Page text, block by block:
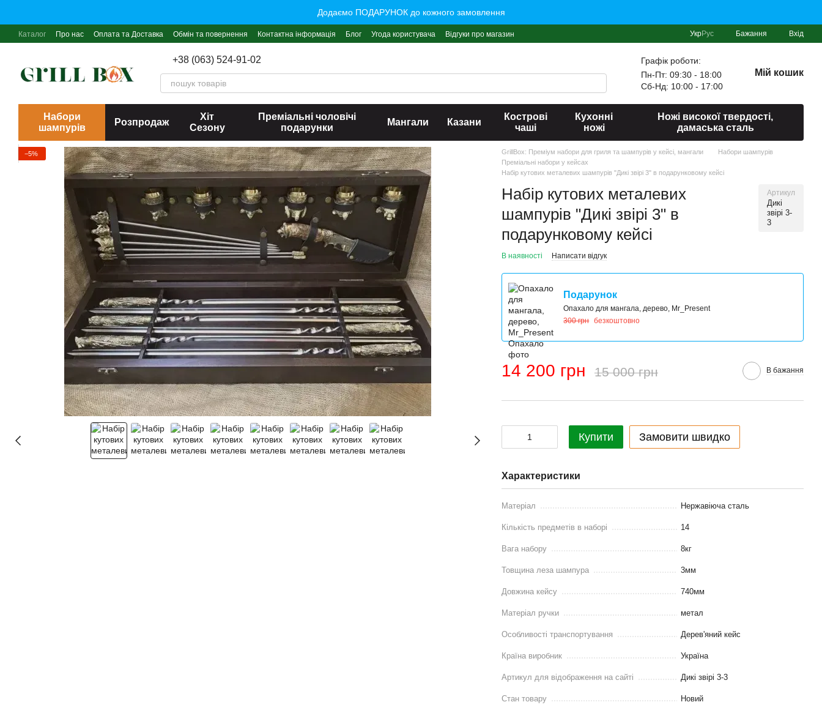
Додаємо ПОДАРУНОК до кожного замовлення
Каталог Про нас Оплата та Доставка Обмін та повернення Контактна інформація Блог Угода користувача Відгуки про магазин УкрРус Бажання Вхід
+38 (063) 524-91-02
Графік роботи:
Пн-Пт: 09:30 - 18:00
Сб-Нд: 10:00 - 17:00
Мій кошик
Набори
шампурів
Розпродаж
Хіт
Сезону
Преміальні чоловічі
подарунки
Мангали Казани
Кострові
чаші
Кухонні
ножі
Ножі високої твердості,
дамаська сталь
−5% GrillBox: Преміум набори для гриля та шампурів у кейсі, мангали
Набори шампурів
Преміальні набори у кейсах
Набір кутових металевих шампурів "Дикі звірі 3" в подарунковому кейсі
Набір кутових металевих
шампурів "Дикі звірі 3" в
подарунковому кейсі
Артикул
Дикі
звірі 3-
3
В наявності Написати відгук
Подарунок
Опахало для мангала, дерево, Mr_Present
300 грн безкоштовно
14 200 грн 15 000 грн В бажання
Купити Замовити швидко
Характеристики
Матеріал Нержавіюча сталь
Кількість предметів в наборі 14
Вага набору 8кг
Товщина леза шампура 3мм
Довжина кейсу 740мм
Матеріал ручки метал
Особливості транспортування Дерев'яний кейс
Країна виробник Україна
Артикул для відображення на сайті Дикі звірі 3-3
Стан товару Новий